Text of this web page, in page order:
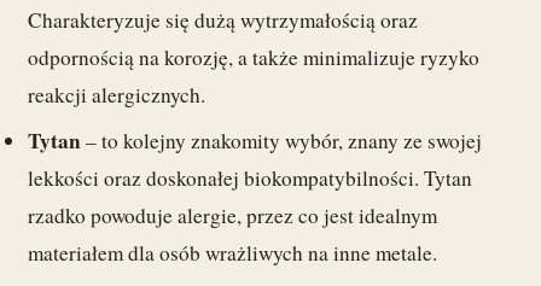
Charakteryzuje się dużą wytrzymałością oraz
odpornością na korozję, a także minimalizuje ryzyko
reakcji alergicznych.
Tytan– to kolejny znakomity wybór, znany ze swojej
lekkości oraz doskonałej biokompatybilności. Tytan
rzadko powoduje alergie, przez co jest idealnym
materiałem dla osób wrażliwych na inne metale.